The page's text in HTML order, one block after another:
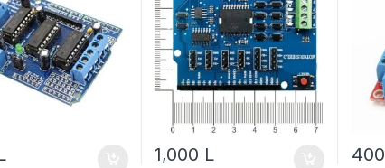
1,000 L 400